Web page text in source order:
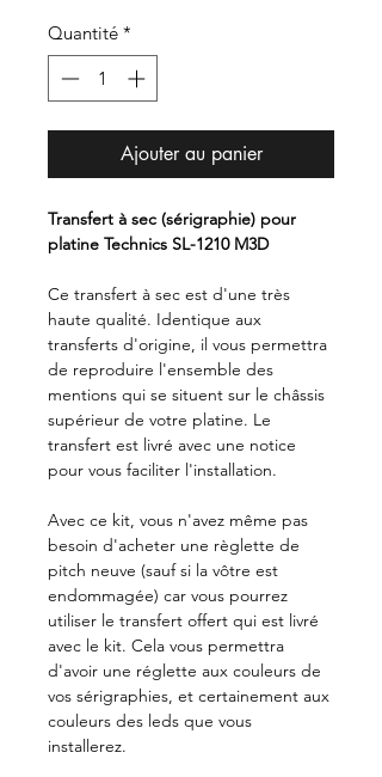
Quantité *
Ajouter au panier
Transfert à sec (sérigraphie) pour
platine Technics SL-1210 M3D
Ce transfert à sec est d'une très
haute qualité. Identique aux
transferts d'origine, il vous permettra
de reproduire l'ensemble des
mentions qui se situent sur le châssis
supérieur de votre platine. Le
transfert est livré avec une notice
pour vous faciliter l'installation.
Avec ce kit, vous n'avez même pas
besoin d'acheter une règlette de
pitch neuve (sauf si la vôtre est
endommagée) car vous pourrez
utiliser le transfert offert qui est livré
avec le kit. Cela vous permettra
d'avoir une réglette aux couleurs de
vos sérigraphies, et certainement aux
couleurs des leds que vous
installerez.